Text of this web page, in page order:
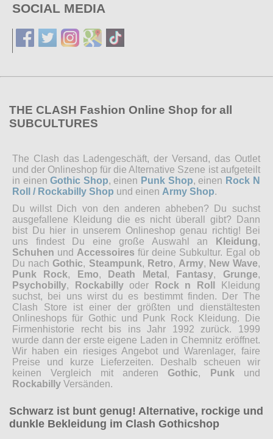
SOCIAL MEDIA
THE CLASH Fashion Online Shop for all
SUBCULTURES
The Clash das Ladengeschäft, der Versand, das Outlet
und der Onlineshop für die Alternative Szene ist aufgeteilt
in einenGothic Shop, einen Punk Shop, einen Rock N
Roll / Rockabilly Shop und einen Army Shop.
Du willst Dich von den anderen abheben? Du suchst
ausgefallene Kleidung die es nicht überall gibt? Dann
bist Du hier in unserem Onlineshop genau richtig! Bei
uns findest Du eine große Auswahl an
Kleidung,
Schuhen und Accessoires für deine Subkultur. Egal ob
Du nach Gothic, Steampunk, Retro, Army, New Wave,
Punk Rock, Emo, Death Metal , Fantasy, Grunge,
Psychobilly, Rockabillyoder Rock n Roll
Kleidung
suchst, bei uns wirst du es bestimmt finden. Der The
Clash Store ist einer der größten und dienstältesten
Onlineshops für Gothic und Punk Rock Kleidung. Die
Firmenhistorie recht bis ins Jahr 1992 zurück. 1999
wurde dann der erste eigene Laden in Chemnitz eröffnet.
Wir haben ein riesiges Angebot und Warenlager, faire
Preise und kurze Lieferzeiten. Deshalb scheuen wir
keinen Vergleich mit anderen Gothic, Punk und
Rockabilly Versänden.
Schwarz ist bunt genug! Alternative, rockige und
dunkle Bekleidung im Clash Gothicshop